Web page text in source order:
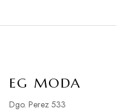
EG MODA
Dgo. Perez 533